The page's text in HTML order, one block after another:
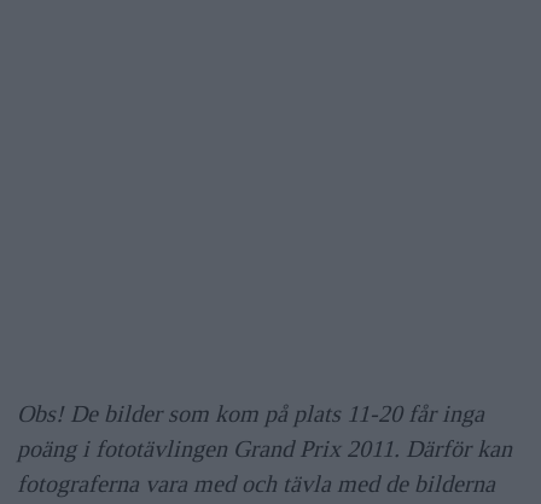
Obs! De bilder som kom på plats 11-20 får inga
poäng i fototävlingen Grand Prix 2011. Därför kan
fotograferna vara med och tävla med de bilderna